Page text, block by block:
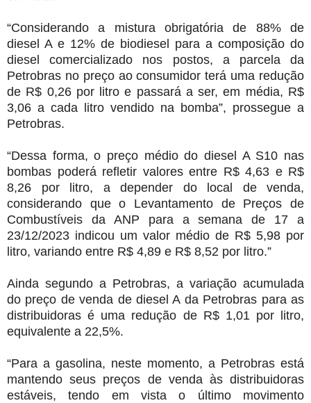
“Considerando a mistura obrigatória de 88% de
diesel A e 12% de biodiesel para a composição do
diesel comercializado nos postos, a parcela da
Petrobras no preço ao consumidor terá uma redução
de R$ 0,26 por litro e passará a ser, em média, R$
3,06 a cada litro vendido na bomba”, prossegue a
Petrobras.
“Dessa forma, o preço médio do diesel A S10 nas
bombas poderá refletir valores entre R$ 4,63 e R$
8,26 por litro, a depender do local de venda,
considerando que o Levantamento de Preços de
Combustíveis da ANP para a semana de 17 a
23/12/2023 indicou um valor médio de R$ 5,98 por
litro, variando entre R$ 4,89 e R$ 8,52 por litro.”
Ainda segundo a Petrobras, a variação acumulada
do preço de venda de diesel A da Petrobras para as
distribuidoras é uma redução de R$ 1,01 por litro,
equivalente a 22,5%.
“Para a gasolina, neste momento, a Petrobras está
mantendo seus preços de venda às distribuidoras
estáveis, tendo em vista o último movimento